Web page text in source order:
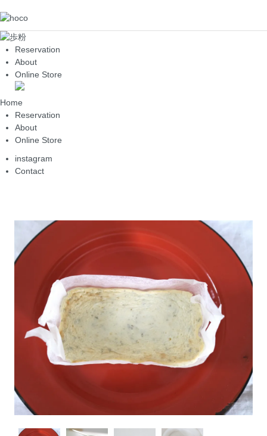
Reservation
About
Online Store
Home
Reservation
About
Online Store
instagram
Contact